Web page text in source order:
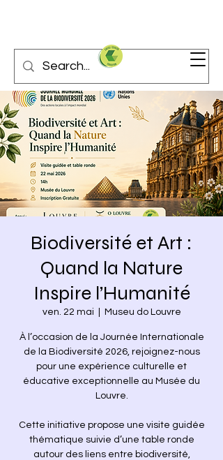
Biodiversité et Art :
Quand la Nature
Inspire l’Humanité
ven. 22 mai Museu do Louvre
À l’occasion de la Journée Internationale
de la Biodiversité 2026, rejoignez-nous
pour une expérience culturelle et
éducative exceptionnelle au Musée du
Louvre.
Cette initiative propose une visite guidée
thématique suivie d’une table ronde
autour des liens entre biodiversité,